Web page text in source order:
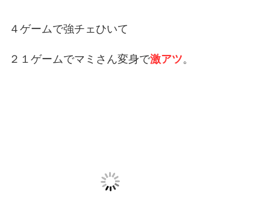
４ゲームで強チェひいて
２１ゲームでマミさん変身で激アツ。